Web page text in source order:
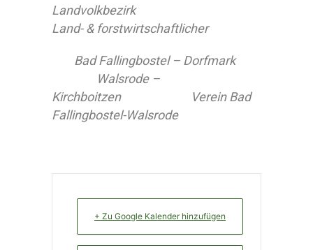
Landvolkbezirk
Land- & forstwirtschaftlicher
Bad Fallingbostel – Dorfmark
Walsrode –
Kirchboitzen Verein Bad
Fallingbostel-Walsrode
+ Zu Google Kalender hinzufügen